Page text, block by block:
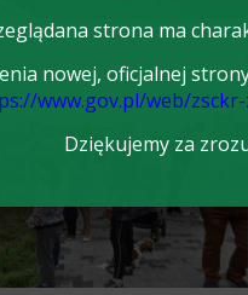
strona ma
nowej, oficjalnej
www.gov.pl/web/
Dziękujemy za